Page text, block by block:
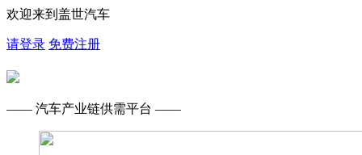
欢迎来到盖世汽车
请登录 免费注册
—— 汽车产业链供需平台 ——